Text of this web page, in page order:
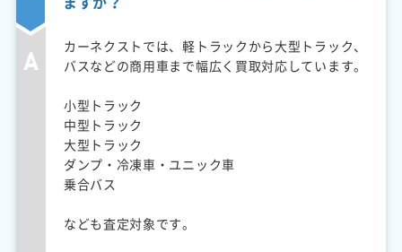
カーネクストでは、軽トラックから大型トラック、
バスなどの商用車まで幅広く買取対応しています。
小型トラック
中型トラック
大型トラック
ダンプ・冷凍車・ユニック車
乗合バス
なども査定対象です。